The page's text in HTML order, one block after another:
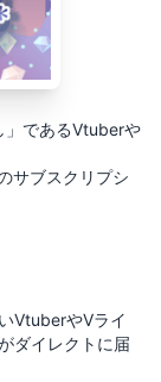
」であるVtuberや
サブスクリプシ
VtuberやVライ
ダイレクトに届